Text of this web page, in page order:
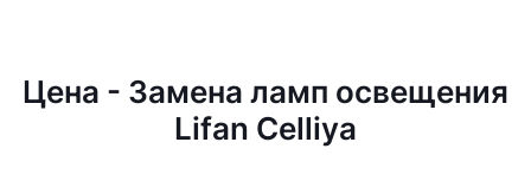
Цена - Замена ламп освещения
Lifan Celliya